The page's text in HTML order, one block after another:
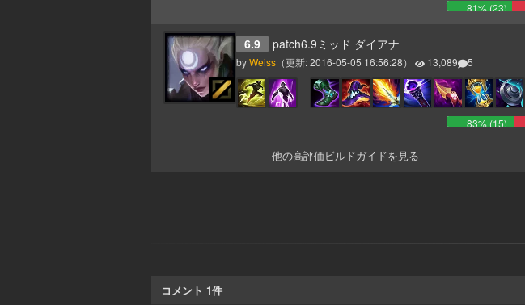
81% (23)
6.9 patch6.9ミッド ダイアナ
byWeiss （更新:2016-05-05 16:56:28） 13,089 5
83% (15)
他の高評価ビルドガイドを見る
コメント 1件